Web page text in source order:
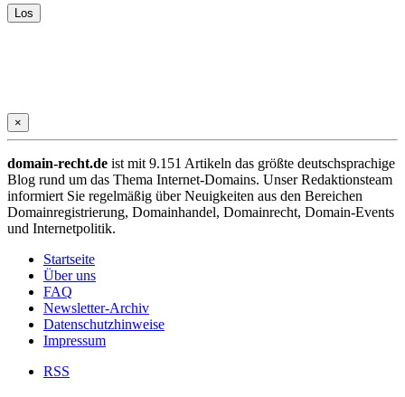
×
domain-recht.de ist mit 9.151 Artikeln das größte deutschsprachige
Blog rund um das Thema Internet-Domains. Unser Redaktionsteam
informiert Sie regelmäßig über Neuigkeiten aus den Bereichen
Domainregistrierung, Domainhandel, Domainrecht, Domain-Events
und Internetpolitik.
Startseite
Über uns
FAQ
Newsletter-Archiv
Datenschutzhinweise
Impressum
RSS